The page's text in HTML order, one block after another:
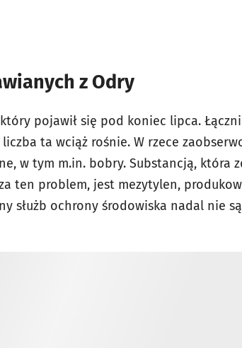
z Odry
pojawił się pod koniec lipca.
ta wciąż rośnie. W rzece
w tym m.in. bobry. Substancją, która
ten problem, jest mezytylen,
służb ochrony środowiska nadal nie